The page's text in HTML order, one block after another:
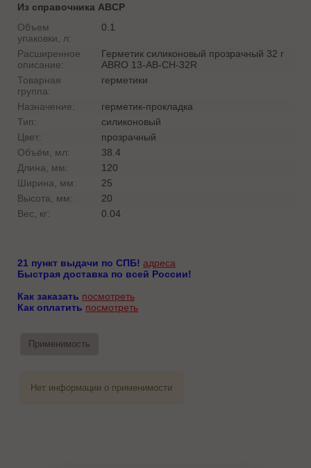
Из справочника ABCP
Объем
упаковки, л:
0.1
Расширенное
описание:
Герметик силиконовый прозрачный 32 г
ABRO 13-AB-CH-32R
Товарная
группа:
герметики
Назначение:
герметик-прокладка
Тип:
силиконовый
Цвет:
прозрачный
Объём, мл:
38.4
Длина, мм:
120
Ширина, мм:
25
Высота, мм:
20
Вес, кг:
0.04
21 пункт выдачи по СПБ! адреса
Быстрая доставка по всей России!
Как заказать посмотреть
Как оплатить посмотреть
Применимость
Нет информации о применимости